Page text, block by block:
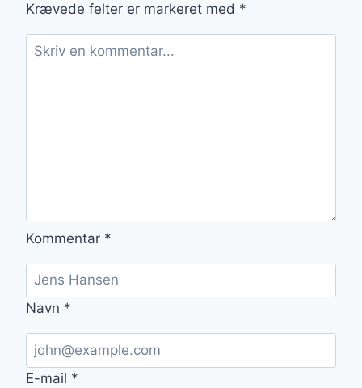
Krævede felter er markeret med *
Kommentar *
Navn *
E-mail *